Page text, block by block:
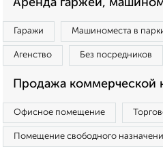
Аренда гаржей,
Гаражи Машиноместа в
Агенство Без посредников
Продажа коммерческой
Офисное помещение
Помещение свободного